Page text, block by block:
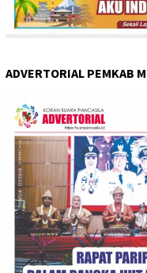
ADVERTORIAL PEMKAB